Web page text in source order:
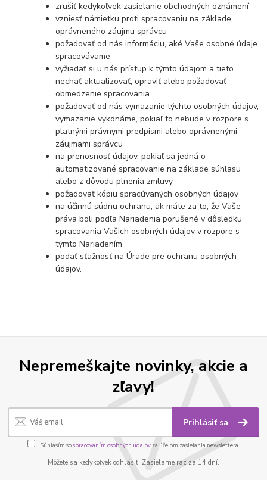
zrušiť kedykoľvek zasielanie obchodných oznámení
vzniesť námietku proti spracovaniu na základe
oprávneného záujmu správcu
požadovať od nás informáciu, aké Vaše osobné údaje
spracovávame
vyžiadať si u nás prístup k týmto údajom a tieto
nechať aktualizovať, opraviť alebo požadovať
obmedzenie spracovania
požadovať od nás vymazanie týchto osobných údajov,
vymazanie vykonáme, pokiaľ to nebude v rozpore s
platnými právnymi predpismi alebo oprávnenými
záujmami správcu
na prenosnosť údajov, pokiaľ sa jedná o
automatizované spracovanie na základe súhlasu
alebo z dôvodu plnenia zmluvy
požadovať kópiu spracúvaných osobných údajov
na účinnú súdnu ochranu, ak máte za to, že Vaše
práva boli podľa Nariadenia porušené v dôsledku
spracovania Vašich osobných údajov v rozpore s
týmto Nariadením
podať sťažnosť na Úrade pre ochranu osobných
údajov.
Nepremeškajte novinky, akcie a
zľavy!
Prihlásiť sa
Súhlasím sospracovaním osobných údajov za účelom zasielania newslettera.
Môžete sa kedykoľvek odhlásiť. Zasielame raz za 14 dní.